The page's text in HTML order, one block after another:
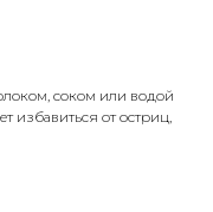
соком или водой
избавиться от остриц,